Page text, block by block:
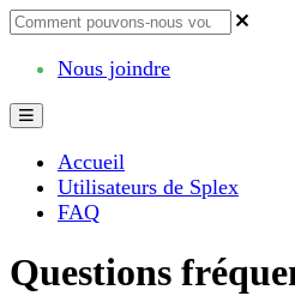
Nous joindre
Accueil
Utilisateurs de Splex
FAQ
Questions